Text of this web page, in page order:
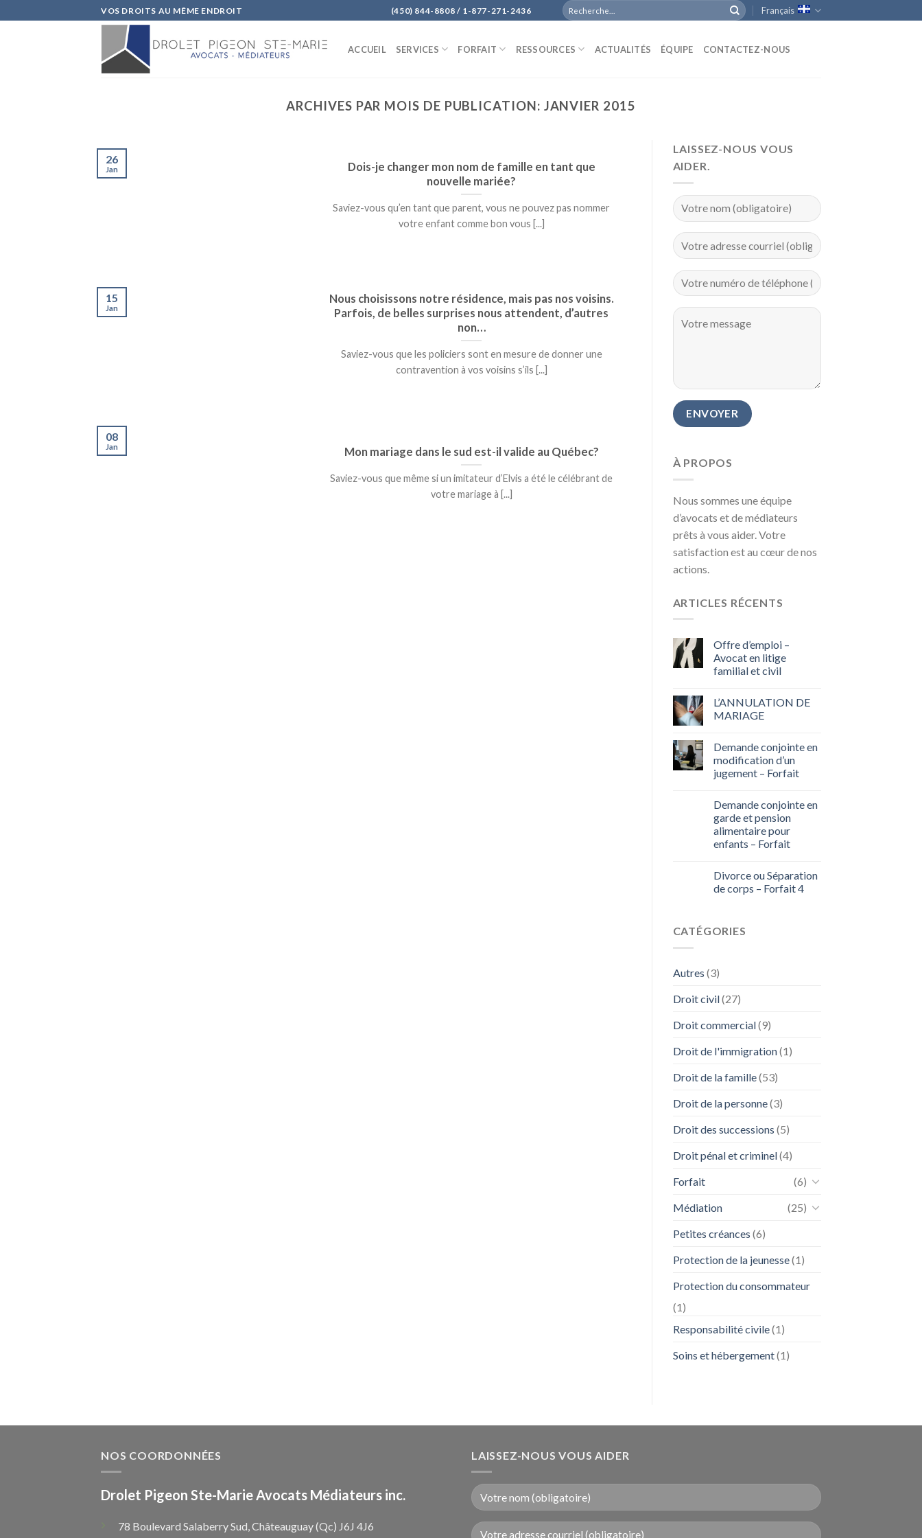
to
VOS DROITS AU MÊME ENDROIT (450) 844-8808 / 1-877-271-2436 Français
ACCUEIL SERVICES FORFAIT RESSOURCES ACTUALITÉS ÉQUIPE CONTACTEZ-NOUS
ARCHIVES PAR MOIS DE PUBLICATION: JANVIER 2015
Dois-je changer mon nom de famille en tant que
nouvelle mariée?
Saviez-vous qu’en tant que parent, vous ne pouvez pas nommer
votre enfant comme bon vous [...]
26
Jan
Nous choisissons notre résidence, mais pas nos voisins.
Parfois, de belles surprises nous attendent, d’autres
non…
Saviez-vous que les policiers sont en mesure de donner une
contravention à vos voisins s’ils [...]
15
Jan
Mon mariage dans le sud est-il valide au Québec?
Saviez-vous que même si un imitateur d’Elvis a été le célébrant de
votre mariage à [...]
08
Jan
LAISSEZ-NOUS VOUS
AIDER.
À PROPOS
Nous sommes une équipe
d’avocats et de médiateurs
prêts à vous aider. Votre
satisfaction est au cœur de nos
actions.
ARTICLES RÉCENTS
Offre d’emploi –
Avocat en litige
familial et civil
L’ANNULATION DE
MARIAGE
Demande conjointe en
modification d’un
jugement – Forfait
Demande conjointe en
garde et pension
alimentaire pour
enfants – Forfait
Divorce ou Séparation
de corps – Forfait 4
CATÉGORIES
Autres (3)
Droit civil(27)
Droit commercial(9)
Droit de l'immigration(1)
Droit de la famille(53)
Droit de la personne(3)
Droit des successions (5)
Droit pénal et criminel(4)
Forfait
(6)
Médiation
(25)
Petites créances (6)
Protection de la jeunesse(1)
Protection du consommateur
(1)
Responsabilité civile(1)
Soins et hébergement(1)
NOS COORDONNÉES
Drolet Pigeon Ste-Marie Avocats Médiateurs inc.
78 Boulevard Salaberry Sud, Châteauguay (Qc) J6J 4J6
LAISSEZ-NOUS VOUS AIDER